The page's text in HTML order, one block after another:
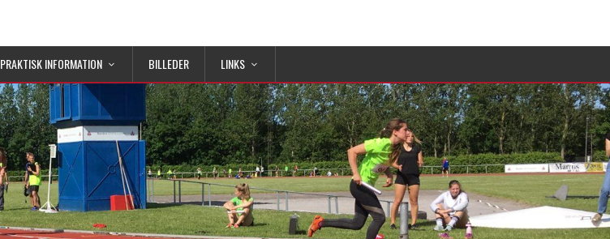
PRAKTISK INFORMATION BILLEDER LINKS